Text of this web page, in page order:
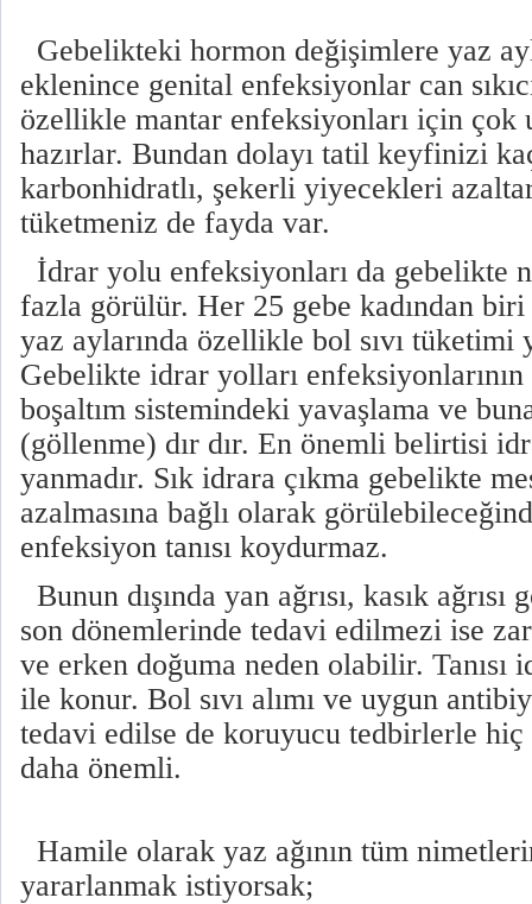
Gebelikteki hormon değişimlere yaz
eklenince genital enfeksiyonlar can
özellikle mantar enfeksiyonları için çok
hazırlar. Bundan dolayı tatil keyfinizi
karbonhidratlı, şekerli yiyecekleri
tüketmeniz de fayda var.
İdrar yolu enfeksiyonları da gebelikte
fazla görülür. Her 25 gebe kadından
yaz aylarında özellikle bol sıvı tüketimi
Gebelikte idrar yolları enfeksiyonlarının
boşaltım sistemindeki yavaşlama ve
(göllenme) dır dır. En önemli belirtisi
yanmadır. Sık idrara çıkma gebelikte
azalmasına bağlı olarak
enfeksiyon tanısı koydurmaz.
Bunun dışında yan ağrısı, kasık
son dönemlerinde tedavi edilmezi ise
ve erken doğuma neden olabilir.
ile konur. Bol sıvı alımı ve uygun
tedavi edilse de koruyucu tedbirlerle hiç
daha önemli.
Hamile olarak yaz ağının tüm
yararlanmak istiyorsak;